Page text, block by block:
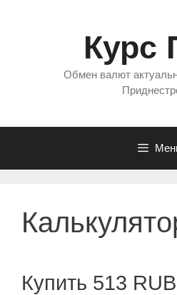
Курс
Обмен валют
Купить 513